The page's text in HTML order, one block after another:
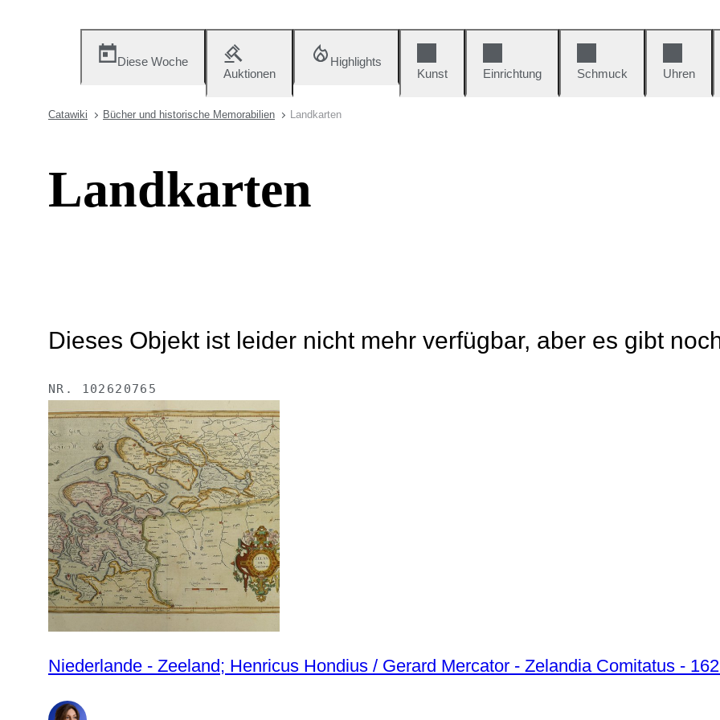
Diese Woche
Auktionen
Highlights
Kunst
Einrichtung Schmuck Uhren
Catawiki Bücher und historische Memorabilien Landkarten
Landkarten
Dieses Objekt ist leider nicht mehr verfügbar, aber es gibt
NR. 102620765
Niederlande - Zeeland; Henricus Hondius / Gerard Mercator - Zelandia Comitatus -